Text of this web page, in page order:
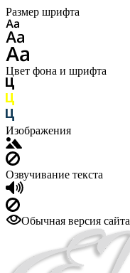
Размер шрифта
Цвет фона и шрифта
Изображения
Озвучивание текста
Обычная версия сайта